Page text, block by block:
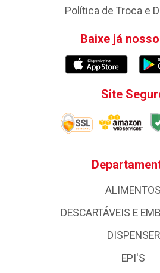
Política de Troca e
Baixe já
Site
ALIMENTOS
DESCARTÁVEIS E
DISPENSER
EPI'S